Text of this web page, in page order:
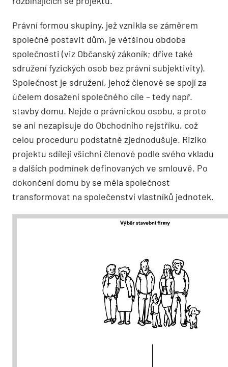
Právní formou skupiny, jež vznikla se záměrem
společně postavit dům, je většinou obdoba
společnosti (viz Občanský zákoník; dříve také
sdružení fyzických osob bez právní subjektivity).
Společnost je sdružení, jehož členové se spojí za
účelem dosažení společného cíle – tedy např.
stavby domu. Nejde o právnickou osobu, a proto
se ani nezapisuje do Obchodního rejstříku, což
celou proceduru podstatně zjednodušuje. Riziko
projektu sdílejí všichni členové podle svého vkladu
a dalších podmínek definovaných ve smlouvě. Po
dokončení domu by se měla společnost
transformovat na společenství vlastníků jednotek.